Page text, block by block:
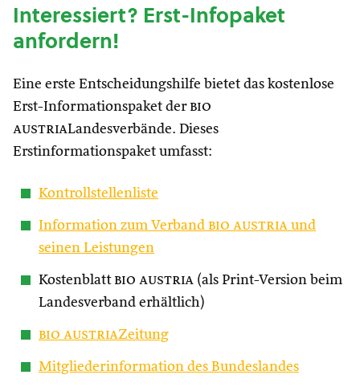
Interessiert? Erst-Infopaket
anfordern!
Eine erste Entscheidungshilfe bietet das kostenlose
Erst-Informationspaket der bio
austriaLandesverbände. Dieses
Erstinformationspaket umfasst:
Kontrollstellenliste
Information zum Verband bio austria und
seinen Leistungen
Kostenblatt bio austria (als Print-Version beim
Landesverband erhältlich)
bio austriaZeitung
Mitgliederinformation des Bundeslandes